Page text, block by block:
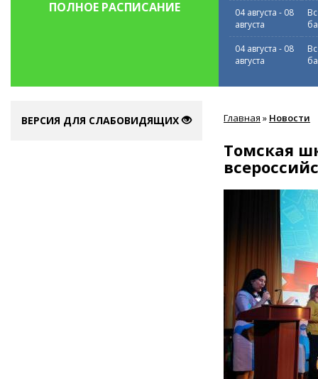
ПОЛНОЕ РАСПИСАНИЕ
04 августа - 08
августа
04 августа - 08
августа
ВЕРСИЯ ДЛЯ СЛАБОВИДЯЩИХ здесь
Главная » Новости
Томская